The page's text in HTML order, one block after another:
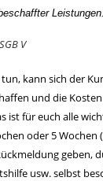
V
kann sich der
und die
ist für euch alle
oder 5 Wochen
geben,
usw. selbst